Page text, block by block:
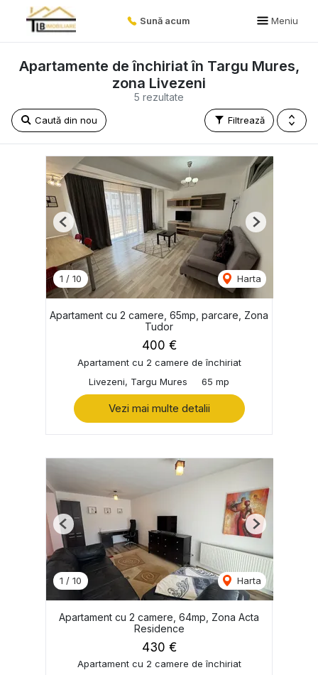
Sună acum Meniu
5 rezultate
Apartamente de închiriat în Targu Mures,
zona Livezeni
Filtrează
Caută din nou
1 / 10 Harta
Previous Next
Apartament cu 2 camere, 65mp, parcare, Zona
Tudor
400 €
Apartament cu 2 camere de închiriat
Livezeni, Targu Mures
65 mp
Vezi mai multe detalii
1 / 10 Harta
Previous Next
Apartament cu 2 camere, 64mp, Zona Acta
Residence
430 €
Apartament cu 2 camere de închiriat